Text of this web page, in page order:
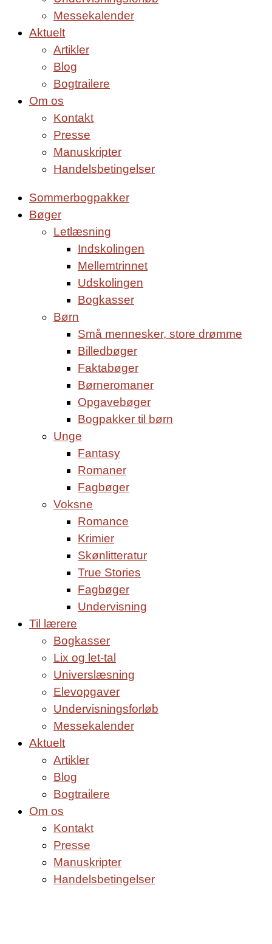
Messekalender
Aktuelt
Artikler
Blog
Bogtrailere
Om os
Kontakt
Presse
Manuskripter
Handelsbetingelser
Sommerbogpakker
Bøger
Letlæsning
Indskolingen
Mellemtrinnet
Udskolingen
Bogkasser
Børn
Små mennesker, store drømme
Billedbøger
Faktabøger
Børneromaner
Opgavebøger
Bogpakker til børn
Unge
Fantasy
Romaner
Fagbøger
Voksne
Romance
Krimier
Skønlitteratur
True Stories
Fagbøger
Undervisning
Til lærere
Bogkasser
Lix og let-tal
Universlæsning
Elevopgaver
Undervisningsforløb
Messekalender
Aktuelt
Artikler
Blog
Bogtrailere
Om os
Kontakt
Presse
Manuskripter
Handelsbetingelser